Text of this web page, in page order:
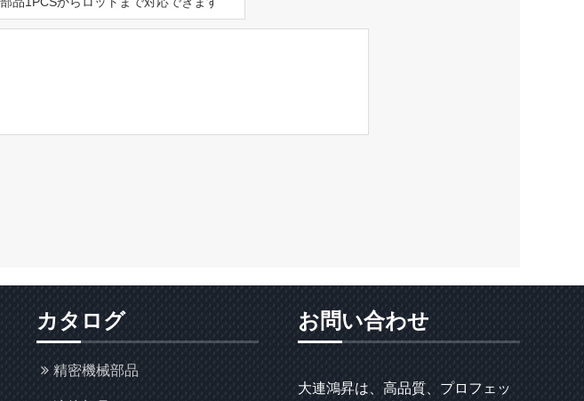
カタログ
精密機械部品
お問い合わせ
大連鴻昇は、高品質、プロフェッ